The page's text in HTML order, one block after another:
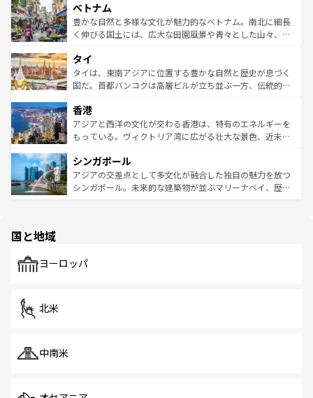
参照してほしい。
容にもいいと評判のスイーツなど、バラエティ豊かな料理
が味わえる。 なお、新着の台湾情報は コンテンツ一覧を参
照してほしい。
き、地方に足を延ばせば四季折々の自然美を楽しむことが
できる。そして、キムチや焼肉、絶品のストリートフード
まで、さまざまな韓国料理が待っている。夜には、韓国な
リティに包まれながら、韓国の多彩な魅力を心ゆくまで味
わってみてほしい。 なお、新着の韓国情報はコンテンツ一
覧を参照してほしい。
ベトナム
豊かな自然と多様な文化が魅力的なベトナム。南北に細長
く伸びる国土には、広大な田園風景や青々とした山々、世
急速な発展と共に伝統が息づく。ハノイの古い町並みやホ
ーチミン市のフランス統治時代の建物も、独特の雰囲気を
醸し出している。また、バラエティの豊かさとおいしさで
とつ。フォーやバインミー、ベトナムコーヒーなどは、ぜ
ひ現地で味わいたい。どの地域を訪れてもあたたかい人々
が旅行者を迎えてくれるので、きっと忘れられない旅にな
参照してほしい。
タイ
タイは、東南アジアに位置する豊かな自然と歴史が息づく
国だ。首都バンコクは高層ビルが立ち並ぶ一方、伝統的な
の活気が交差している。北部ではチェンマイなどの山岳地
帯で自然と触れ合い、南部ではプーケットやクラビの美し
いビーチでリゾート気分を楽しむことができる。タイ料理
激する。気候は一年中温暖で、どの季節にも異なる楽しみ
が待っている。親しみやすいタイの人々、仏教を中心とし
た文化、そして多様な観光資源が、訪れる旅人を魅了し続
香港
アジアと西洋の文化が交わる香港は、特有のエネルギーを
もっている。ヴィクトリア湾に広がる壮大な景色、近未来
み、どこを訪れても感動するはず。観光スポットが密集し
ており、効率よく見どころを回れるのも魅力。息をのむよ
うな絶景から文化的な体験まで、香港を存分に楽しみ尽く
シンガポール
アジアの交差点として多文化が融合した独自の魅力を放つ
シンガポール。未来的な建築物が並ぶマリーナベイ、歴史
で、ホーカーズは地元の風情を楽しめる外せないスポット
国と地域
ヨーロッパ
北米
中南米